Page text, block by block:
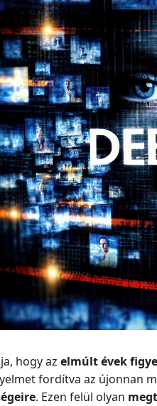
hogy az elmúlt évek
fordítva az újonnan
. Ezen felül olyan